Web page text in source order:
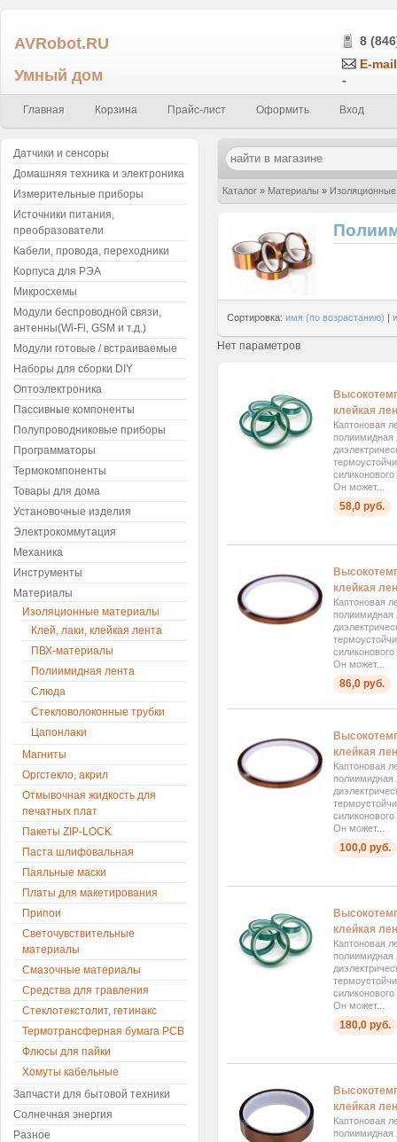
AVRobot.RU
Умный дом
8
E-
-
Главная Корзина Прайс-лист Оформить Вход
Каталог » Материалы »
Сортировка: имя (по возрастанию) |
Нет параметров
клейкая
Каптоновая
полиимидная
Он может...
58,0 руб.
клейкая
Каптоновая
полиимидная
Он может...
86,0 руб.
клейкая
Каптоновая
полиимидная
Он может...
100,0 руб.
клейкая
Каптоновая
полиимидная
Он может...
180,0 руб.
клейкая
Каптоновая
полиимидная
Датчики и сенсоры
Домашняя техника и электроника
Измерительные приборы
Источники питания,
преобразователи
Кабели, провода, переходники
Корпуса для РЭА
Микросхемы
Модули беспроводной связи,
антенны(Wi-Fi, GSM и т.д.)
Модули готовые / встраиваемые
Наборы для сборки DIY
Оптоэлектроника
Пассивные компоненты
Полупроводниковые приборы
Программаторы
Термокомпоненты
Товары для дома
Установочные изделия
Электрокоммутация
Механика
Инструменты
Материалы
Изоляционные материалы
Клей, лаки, клейкая лента
ПВХ-материалы
Полиимидная лента
Слюда
Стекловолоконные трубки
Цапонлаки
Магниты
Оргстекло, акрил
Отмывочная жидкость для
печатных плат
Пакеты ZIP-LOCK
Паста шлифовальная
Паяльные маски
Платы для макетирования
Припои
Светочувствительные
материалы
Смазочные материалы
Средства для травления
Стеклотекстолит, гетинакс
Термотрансферная бумага PCB
Флюсы для пайки
Хомуты кабельные
Запчасти для бытовой техники
Солнечная энергия
Разное